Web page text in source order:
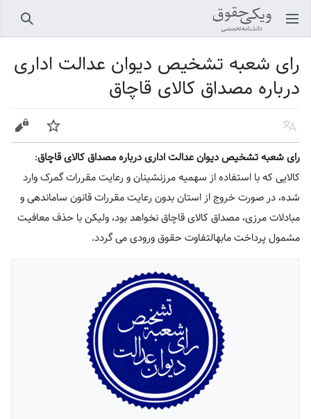
باز کردن منو اصلی جستجو
رای شعبه تشخیص دیوان عدالت اداری
درباره مصداق کالای قاچاق
زبان پیگیری ویرایش
رای شعبه تشخیص دیوان عدالت اداری درباره مصداق کالای قاچاق:
کالایی که با استفاده از سهمیه مرزنشینان و رعایت مقررات گمرک وارد
شده، در صورت خروج از استان بدون رعایت مقررات قانون ساماندهی و
مبادلات مرزی، مصداق کالای قاچاق نخواهد بود، ولیکن با حذف معافیت
مشمول پرداخت مابهالتفاوت حقوق ورودی می گردد.